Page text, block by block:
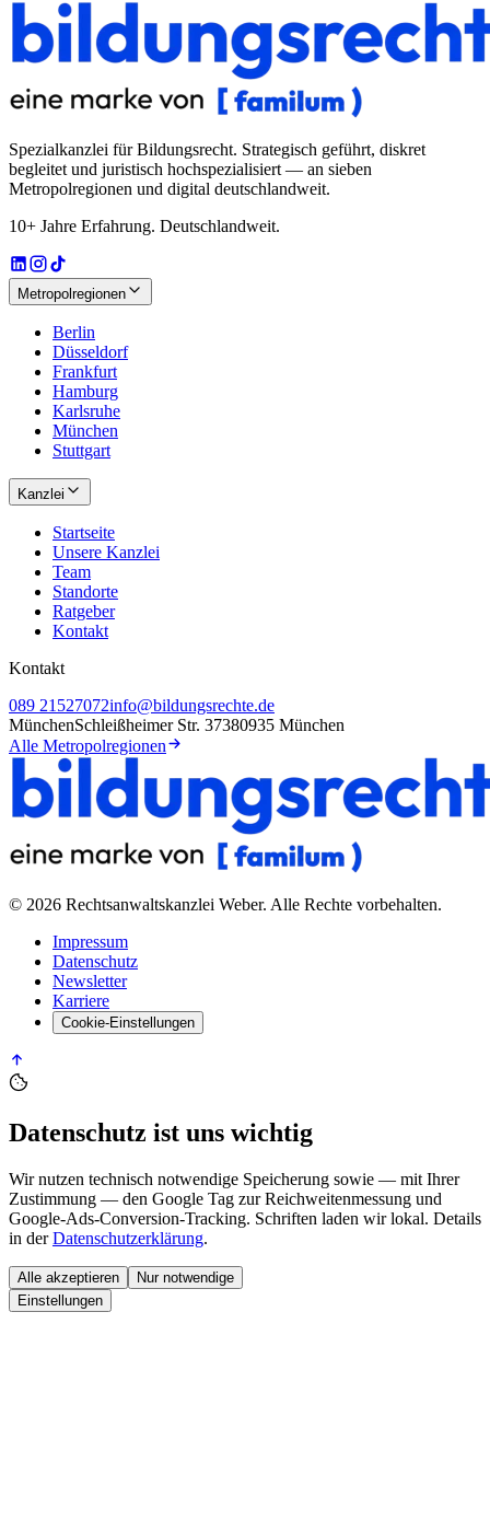
Spezialkanzlei für Bildungsrecht. Strategisch geführt, diskret
begleitet und juristisch hochspezialisiert — an sieben
Metropolregionen und digital deutschlandweit.
10+ Jahre Erfahrung. Deutschlandweit.
Metropolregionen
Berlin
Düsseldorf
Frankfurt
Hamburg
Karlsruhe
München
Stuttgart
Kanzlei
Startseite
Unsere Kanzlei
Team
Standorte
Ratgeber
Kontakt
Kontakt
089 21527072info@bildungsrechte.de
MünchenSchleißheimer Str. 37380935 München
Alle Metropolregionen
© 2026 Rechtsanwaltskanzlei Weber. Alle Rechte vorbehalten.
Impressum
Datenschutz
Newsletter
Karriere
Cookie-Einstellungen
Datenschutz ist uns wichtig
Wir nutzen technisch notwendige Speicherung sowie — mit Ihrer
Zustimmung — den Google Tag zur Reichweitenmessung und
Google-Ads-Conversion-Tracking. Schriften laden wir lokal. Details
in der Datenschutzerklärung.
Alle akzeptieren
Nur notwendige
Einstellungen